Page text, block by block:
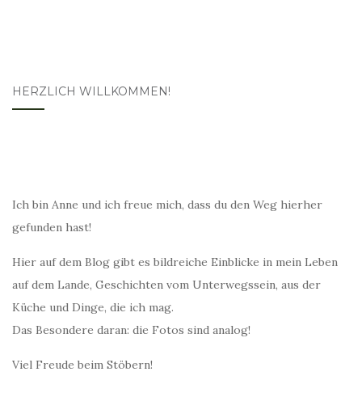
HERZLICH WILLKOMMEN!
Ich bin Anne und ich freue mich, dass du den Weg hierher
gefunden hast!
Hier auf dem Blog gibt es bildreiche Einblicke in mein Leben
auf dem Lande, Geschichten vom Unterwegssein, aus der
Küche und Dinge, die ich mag.
Das Besondere daran: die Fotos sind analog!
Viel Freude beim Stöbern!